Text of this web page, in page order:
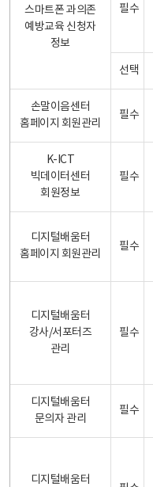
스마트폰 과의존
예방교육 신청자
정보
필수
선택
손말이음센터
홈페이지 회원관리
필수
K-ICT
빅데이터센터
회원정보
필수
디지털배움터
홈페이지 회원관리
필수
디지털배움터
강사/서포터즈
관리
필수
디지털배움터
문의자 관리
필수
디지털배움터